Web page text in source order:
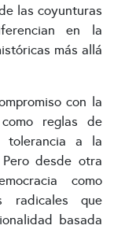
las coyunturas
en la
más allá
con la
reglas de
tolerancia a la
desde otra
como
radicales que
basada